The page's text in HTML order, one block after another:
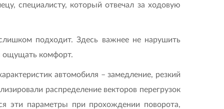
специалисту, который отвечал за ходовую
подходит. Здесь важнее не нарушить
ощущать комфорт.
автомобиля – замедление, резкий
распределение векторов перегрузок
эти параметры при прохождении поворота,